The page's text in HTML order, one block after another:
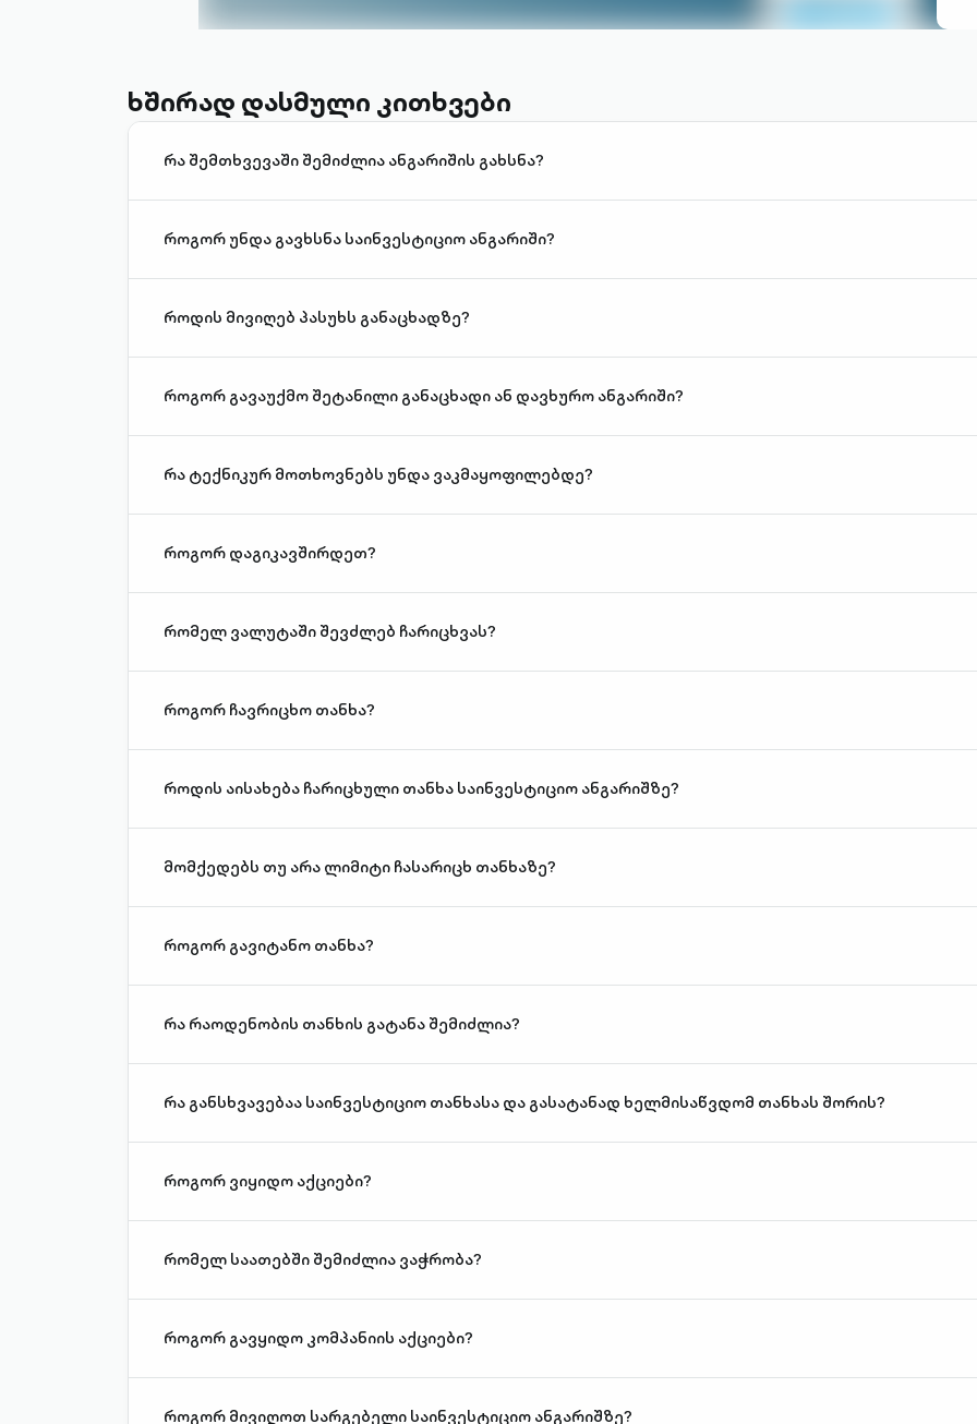
ხშირად დასმული კითხვები
რა შემთხვევაში შემიძლია ანგარიშის გახსნა?
როგორ უნდა გავხსნა საინვესტიციო ანგარიში?
როდის მივიღებ პასუხს განაცხადზე?
როგორ გავაუქმო შეტანილი განაცხადი ან დავხურო ანგარიში?
რა ტექნიკურ მოთხოვნებს უნდა ვაკმაყოფილებდე?
როგორ დაგიკავშირდეთ?
რომელ ვალუტაში შევძლებ ჩარიცხვას?
როგორ ჩავრიცხო თანხა?
როდის აისახება ჩარიცხული თანხა საინვესტიციო ანგარიშზე?
მომქედებს თუ არა ლიმიტი ჩასარიცხ თანხაზე?
როგორ გავიტანო თანხა?
რა რაოდენობის თანხის გატანა შემიძლია?
რა განსხვავებაა საინვესტიციო თანხასა და გასატანად ხელმისაწვდომ თანხას შორის?
როგორ ვიყიდო აქციები?
რომელ საათებში შემიძლია ვაჭრობა?
როგორ გავყიდო კომპანიის აქციები?
როგორ მივიღოთ სარგებელი საინვესტიციო ანგარიშზე?